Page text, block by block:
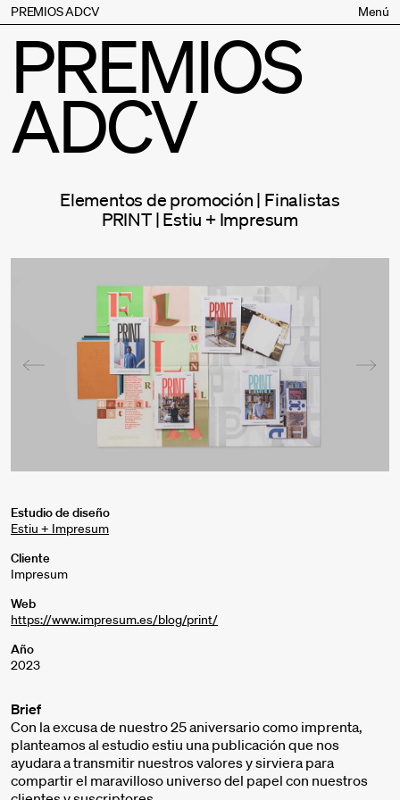
PREMIOS ADCV
Bases
Jurado
Inscripción
Palmarés
Premios especiales
Supporters
Contacto
Menú
PREMIOS
ADCV
Elementos de promoción | Finalistas
PRINT | Estiu + Impresum
Estudio de diseño
Estiu + Impresum
Cliente
Impresum
Web
https://www.impresum.es/blog/print/
Año
2023
Brief
Con la excusa de nuestro 25 aniversario como imprenta,
planteamos al estudio estiu una publicación que nos
ayudara a transmitir nuestros valores y sirviera para
compartir el maravilloso universo del papel con nuestros